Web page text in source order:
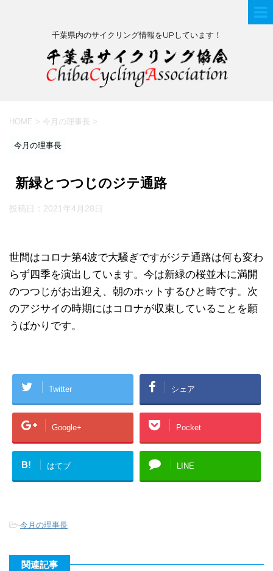
千葉県内のサイクリング情報をUPしています！
HOME > 今月の理事長 >
今月の理事長
新緑とつつじのジテ通路
投稿日： 2021年4月28日
世間はコロナ第4波で大騒ぎですがジテ通路は何も変わ
らず四季を演出しています。今は新緑の桜並木に満開
のつつじがお出迎え、朝のホットするひと時です。次
のアジサイの時期にはコロナが収束していることを願
うばかりです。
Twitter シェア
Google+ Pocket
B! はてブ LINE
-今月の理事長
関連記事